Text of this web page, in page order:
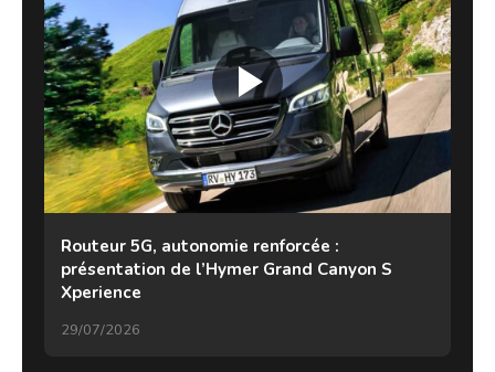
Routeur 5G, autonomie renforcée :
présentation de l’Hymer Grand Canyon S
Xperience
29/07/2026